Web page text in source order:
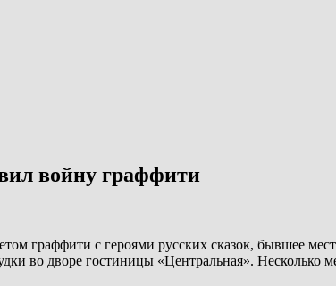
войну граффити
граффити с героями русских сказок, бывшее
во дворе гостиницы «Центральная».